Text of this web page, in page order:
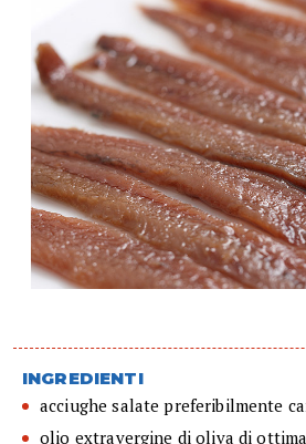
INGREDIENTI
acciughe salate preferibilmente
olio extravergine di oliva di